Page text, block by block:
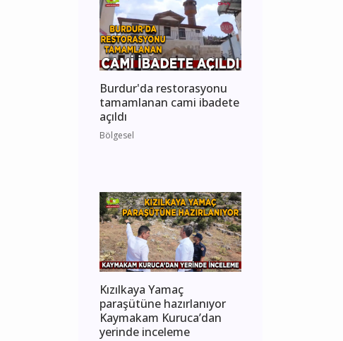
Burdur'da restorasyonu
tamamlanan cami ibadete
açıldı
Bölgesel
Kızılkaya Yamaç
paraşütüne hazırlanıyor
Kaymakam Kuruca’dan
yerinde inceleme